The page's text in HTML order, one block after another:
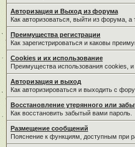
Авторизация и Выход из форума
Как авторизоваться, выйти из форума,
Преимущества регистрации
Как зарегистрироваться и каковы
Cookies и их использование
Преимущества использования cookies,
Авторизация и выход
Как авторизироваться и выходить с
Восстановление утерянного или
Как восстановить забытый вами пароль.
Размещение сообщений
Пояснение к функциям, доступным при